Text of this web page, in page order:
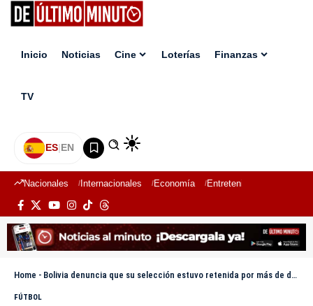
Inicio Noticias Cine Loterías Finanzas
TV
ES|EN
Nacionales Internacionales Economía Entretenimiento
Home - Bolivia denuncia que su selección estuvo retenida por más de doce horas en Venezuela
FÚTBOL